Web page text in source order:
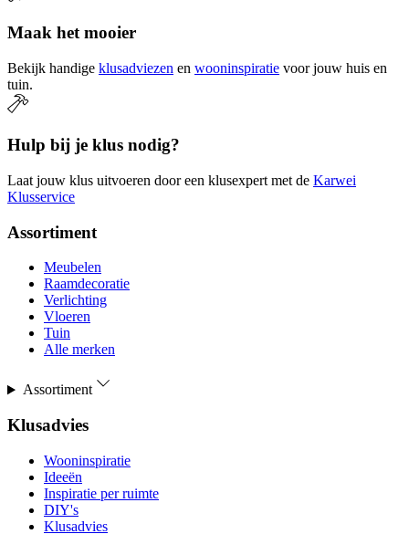
Maak het mooier
Bekijk handige klusadviezen en wooninspiratie voor jouw huis en
tuin.
Hulp bij je klus nodig?
Laat jouw klus uitvoeren door een klusexpert met de Karwei
Klusservice
Assortiment
Meubelen
Raamdecoratie
Verlichting
Vloeren
Tuin
Alle merken
Assortiment
Klusadvies
Wooninspiratie
Ideeën
Inspiratie per ruimte
DIY's
Klusadvies